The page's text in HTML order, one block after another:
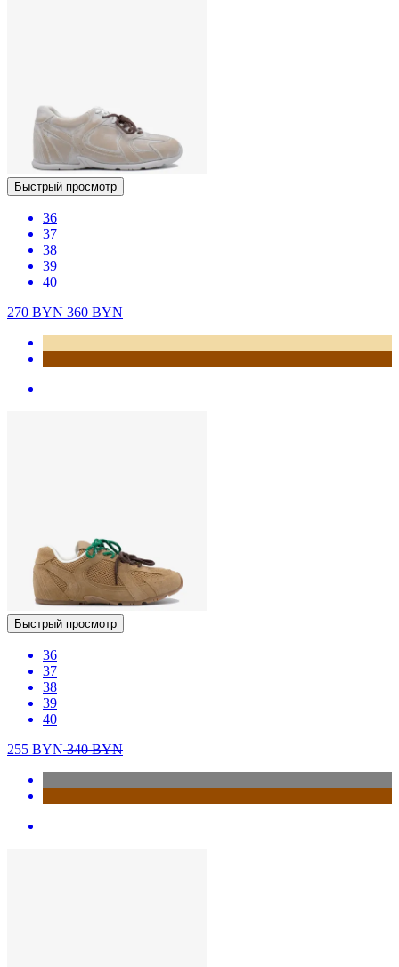
Быстрый просмотр
36
37
38
39
40
270 BYN360BYN
Быстрый просмотр
36
37
38
39
40
255 BYN340BYN